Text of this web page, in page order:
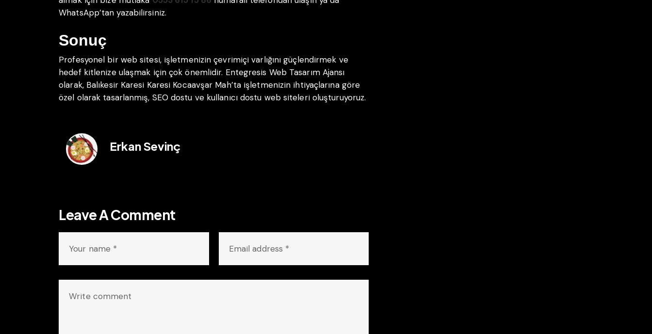
WhatsApp’tan yazabilirsiniz.
Sonuç
Profesyonel bir web sitesi, işletmenizin çevrimiçi varlığını güçlendirmek ve
hedef kitlenize ulaşmak için çok önemlidir. Entegresis Web Tasarım Ajansı
olarak, Balıkesir Karesi Karesi Kocaavşar Mah’ta işletmenizin ihtiyaçlarına göre
özel olarak tasarlanmış, SEO dostu ve kullanıcı dostu web siteleri oluşturuyoruz.
Erkan Sevinç
Leave A Comment